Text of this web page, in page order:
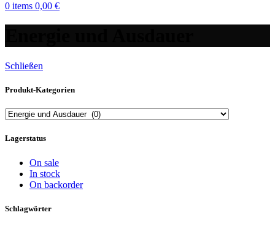
0 items 0,00 €
Schließen
Produkt-Kategorien
Lagerstatus
On sale
In stock
On backorder
Schlagwörter